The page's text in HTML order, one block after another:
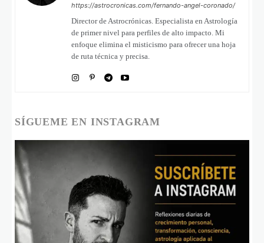
https://astrocronicas.com/fernando-angel-coronado/
Director de Astrocrónicas. Especialista en Astrología
de primer nivel para perfiles de alto impacto. Mi
enfoque elimina el misticismo para ofrecer una hoja
de ruta técnica y precisa.
SÍGUEME EN INSTAGRAM